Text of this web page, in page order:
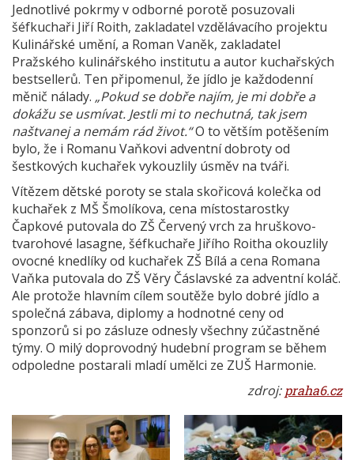
Jednotlivé pokrmy v odborné porotě posuzovali
šéfkuchaři Jiří Roith, zakladatel vzdělávacího projektu
Kulinářské umění, a Roman Vaněk, zakladatel
Pražského kulinářského institutu a autor kuchařských
bestsellerů. Ten připomenul, že jídlo je každodenní
měnič nálady. „Pokud se dobře najím, je mi dobře a
dokážu se usmívat. Jestli mi to nechutná, tak jsem
naštvanej a nemám rád život.“O to větším potěšením
bylo, že i Romanu Vaňkovi adventní dobroty od
šestkových kuchařek vykouzlily úsměv na tváři.
Vítězem dětské poroty se stala skořicová kolečka od
kuchařek z MŠ Šmolíkova, cena místostarostky
Čapkové putovala do ZŠ Červený vrch za hruškovo-
tvarohové lasagne, šéfkuchaře Jiřího Roitha okouzlily
ovocné knedlíky od kuchařek ZŠ Bílá a cena Romana
Vaňka putovala do ZŠ Věry Čáslavské za adventní koláč.
Ale protože hlavním cílem soutěže bylo dobré jídlo a
společná zábava, diplomy a hodnotné ceny od
sponzorů si po zásluze odnesly všechny zúčastněné
týmy. O milý doprovodný hudební program se během
odpoledne postarali mladí umělci ze ZUŠ Harmonie.
zdroj: praha6.cz